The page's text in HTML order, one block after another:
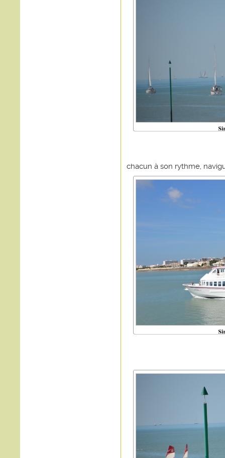
chacun à son rythme,